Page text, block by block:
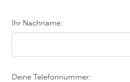
Ihr Nachname:
Deine Telefonnummer: